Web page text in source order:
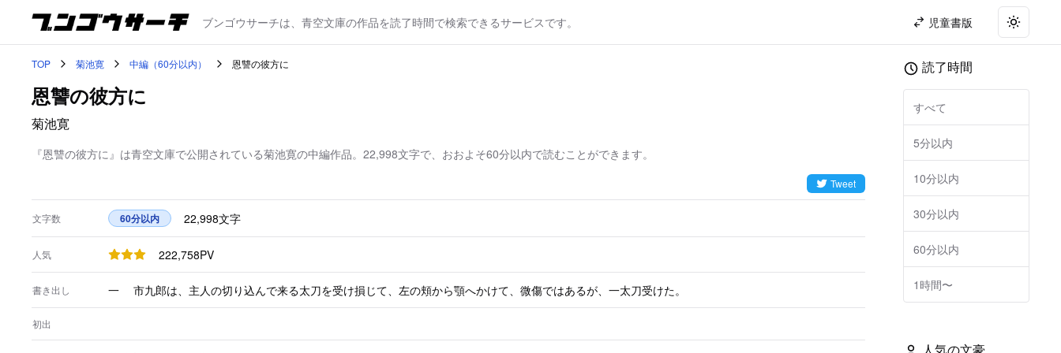
ブンゴウサーチは、青空文庫の作品を読了時間で検索できるサービスです。 児童書版 Toggle
TOP 菊池寛 中編（60分以内） 恩讐の彼方に
恩讐の彼方に
菊池寛
『恩讐の彼方に』は青空文庫で公開されている菊池寛の中編作品。22,998文字で、おおよそ60分以内で読むことができます。
Tweet
文字数 60分以内 22,998文字
人気 222,758PV
書き出し 一 市九郎は、主人の切り込んで来る太刀を受け損じて、左の頬から顎へかけて、微傷ではあるが、一太刀受けた。
初出
読了時間
すべて
5分以内
10分以内
30分以内
60分以内
1時間〜